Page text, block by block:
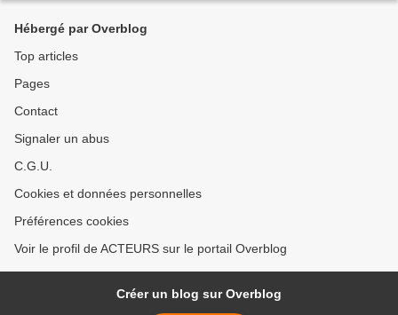
Hébergé par Overblog
Top articles
Pages
Contact
Signaler un abus
C.G.U.
Cookies et données personnelles
Préférences cookies
Voir le profil de ACTEURS sur le portail Overblog
Créer un blog sur Overblog